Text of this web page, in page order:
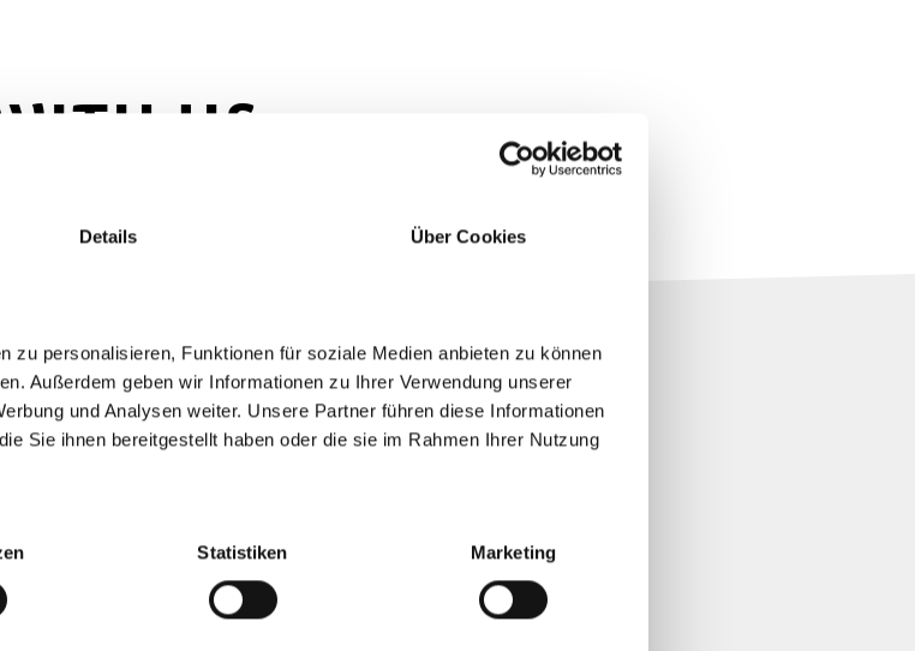
Details Über Cookies
zu personalisieren, Funktionen für soziale Medien anbieten zu können
Außerdem geben wir Informationen zu Ihrer Verwendung unserer
und Analysen weiter. Unsere Partner führen diese Informationen
Sie ihnen bereitgestellt haben oder die sie im Rahmen Ihrer Nutzung
Statistiken Marketing
US
- TOURIST OFFICE PARCINES
HOLIDAYS CLOSED.